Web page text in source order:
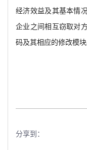
经济效益及其基本情
企业之间相互窃取对
码及其相应的修改模块
分享到：